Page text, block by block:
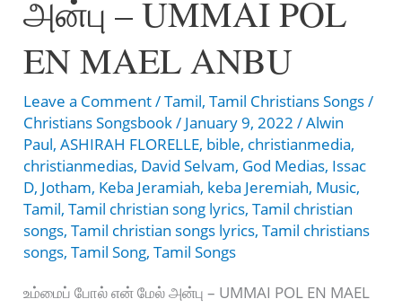
அன்பு – UMMAI POL
EN MAEL ANBU
Leave a Comment/Tamil,Tamil Christians Songs/
Christians Songsbook/ January 9, 2022/Alwin
Paul,ASHIRAH FLORELLE, bible, christianmedia,
christianmedias, David Selvam, God Medias, Issac
D, Jotham, Keba Jeramiah, keba Jeremiah, Music,
Tamil,Tamil christian song lyrics,Tamil christian
songs,Tamil christian songs lyrics,Tamil christians
songs,Tamil Song,Tamil Songs
உம்மைப் போல் என் மேல் அன்பு – UMMAI POL EN MAEL